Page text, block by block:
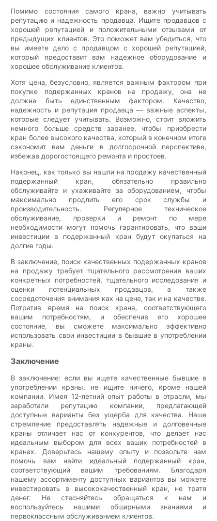
Помимо состояния самого крана, важно учитывать
репутацию и надежность продавца. Ищите продавцов с
хорошей репутацией и положительными отзывами от
предыдущих клиентов. Это поможет вам убедиться, что
вы имеете дело с продавцом с хорошей репутацией,
который предоставит вам надежное оборудование и
хорошее обслуживание клиентов.
Хотя цена, безусловно, является важным фактором при
покупке подержанных кранов на продажу, она не
должна быть единственным фактором. Качество,
надежность и репутация продавца — важные аспекты,
которые следует учитывать. Возможно, стоит вложить
немного больше средств заранее, чтобы приобрести
кран более высокого качества, который в конечном итоге
сэкономит вам деньги в долгосрочной перспективе,
избежав дорогостоящего ремонта и простоев.
Наконец, как только вы нашли на продажу качественный
подержанный кран, обязательно правильно
обслуживайте и ухаживайте за оборудованием, чтобы
максимально продлить его срок службы и
производительность. Регулярное техническое
обслуживание, проверки и ремонт по мере
необходимости могут помочь гарантировать, что ваши
инвестиции в подержанный кран будут окупаться на
долгие годы.
В заключение, поиск качественных подержанных кранов
на продажу требует тщательного рассмотрения ваших
конкретных потребностей, тщательного исследования и
оценки потенциальных продавцов, а также
сосредоточения внимания как на цене, так и на качестве.
Потратив время на поиск крана, соответствующего
вашим потребностям, и обеспечив его хорошее
состояние, вы сможете максимально эффективно
использовать свои инвестиции в бывшие в употреблении
краны.
Заключение
В заключение: если вы ищете качественные бывшие в
употреблении краны, не ищите ничего, кроме нашей
компании. Имея 12-летний опыт работы в отрасли, мы
заработали репутацию компании, предлагающей
доступные варианты без ущерба для качества. Наше
стремление предоставлять надежные и долговечные
краны отличает нас от конкурентов, что делает нас
идеальным выбором для всех ваших потребностей в
кранах. Доверьтесь нашему опыту и позвольте нам
помочь вам найти идеальный подержанный кран,
соответствующий вашим требованиям. Благодаря
нашему ассортименту доступных вариантов вы можете
инвестировать в высококачественный кран, не тратя
денег. Не стесняйтесь обращаться к нам и
воспользуйтесь нашими обширными знаниями и
первоклассным обслуживанием клиентов.